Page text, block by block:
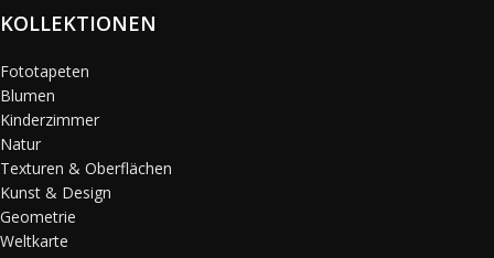
@karols_interiors
KOLLEKTIONEN
Fototapeten
Blumen
Kinderzimmer
Natur
Texturen & Oberflächen
Kunst & Design
Geometrie
Weltkarte